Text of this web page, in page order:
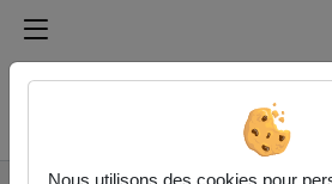
Médiathèque de
Rechercher un média sur
Accueil Vidéos